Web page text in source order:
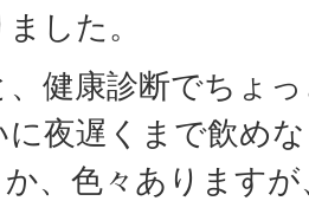
した。
、健康診断でちょ
に夜遅くまで飲め
、色々あります